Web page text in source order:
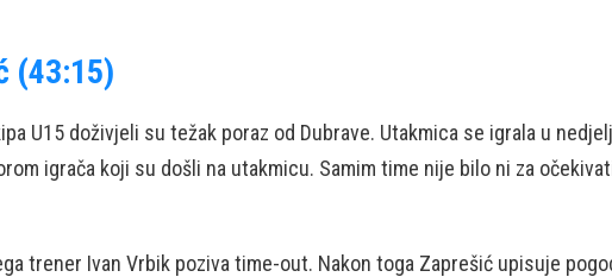
(43:15)
U15 doživjeli su težak poraz od Dubrave. Utakmica se igrala u
igrača koji su došli na utakmicu. Samim time nije bilo ni za
trener Ivan Vrbik poziva time-out. Nakon toga Zaprešić upisuje